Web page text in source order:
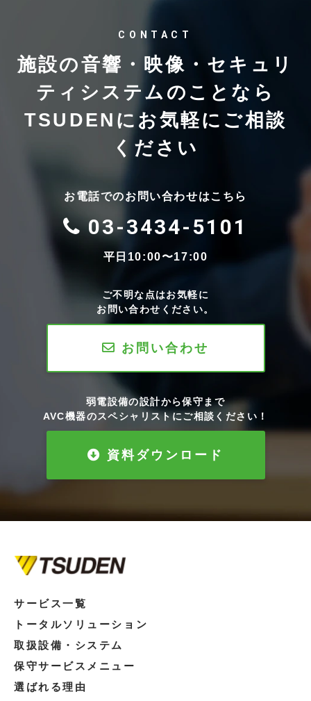
CONTACT
施設の音響・映像・セキュリ
ティシステムのことなら
TSUDENにお気軽にご相談
ください
お電話でのお問い合わせはこちら
03-3434-5101
平日10:00〜17:00
ご不明な点はお気軽に
お問い合わせください。
お問い合わせ
弱電設備の設計から保守まで
AVC機器のスペシャリストにご相談ください！
資料ダウンロード
サービス一覧
トータルソリューション
取扱設備・システム
保守サービスメニュー
選ばれる理由